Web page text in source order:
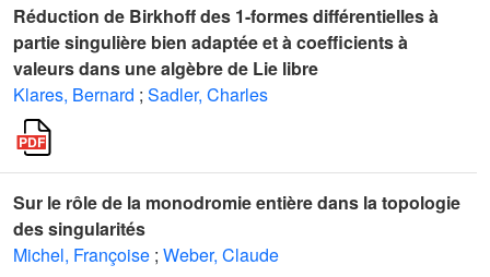
Réduction de Birkhoff des 1-formes différentielles à
partie singulière bien adaptée et à coefficients à
valeurs dans une algèbre de Lie libre
Klares, Bernard ; Sadler, Charles
Sur le rôle de la monodromie entière dans la topologie
des singularités
Michel, Françoise ; Weber, Claude